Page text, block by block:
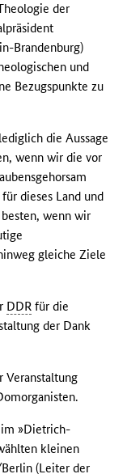
der
Brandenburg)
und
Bezugspunkte zu
die Aussage
wenn wir die vor
dieses Land und
wenn wir
gleiche Ziele
DDR für die
der Dank
Veranstaltung
im »Dietrich-
kleinen
Berlin (Leiter der